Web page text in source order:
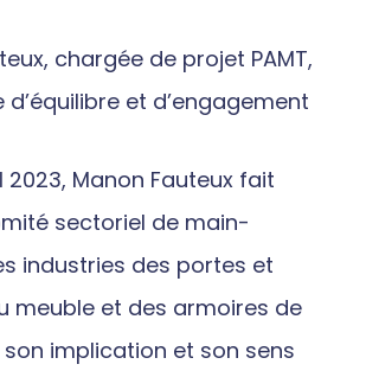
chargée de projet PAMT,
d’équilibre et d’engagement
2023, Manon Fauteux fait
sectoriel de main-
industries des portes et
meuble et des armoires de
implication et son sens